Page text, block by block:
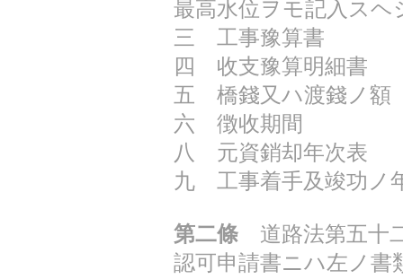
最高水位ヲモ記入スヘ
三 工事豫算書
四 收支豫算明細書
五 橋錢又ハ渡錢ノ額
六 徴收期間
八 元資銷却年次表
九 工事着手及竣功ノ
第二條 道路法第五十
認可申請書ニハ左ノ書